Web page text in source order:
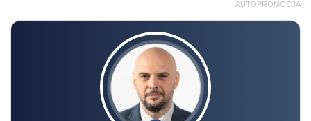
AUTOPROMOCJA